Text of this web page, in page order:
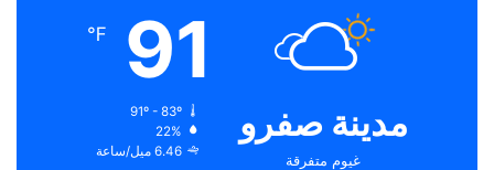
مدينة صفرو
غيوم متفرقة
91
℉
91º - 83º
22%
6.46 ميل/ساعة